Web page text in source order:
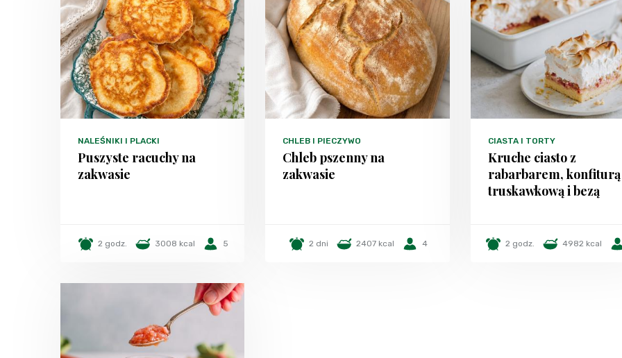
NALEŚNIKI I PLACKI
Puszyste racuchy na
zakwasie
2 godz. 3008 kcal 5
CHLEB I PIECZYWO
Chleb pszenny na
zakwasie
2 dni 2407 kcal 4
CIASTA I TORTY
Kruche ciasto z
rabarbarem, konfiturą
truskawkową i bezą
2 godz. 4982 kcal